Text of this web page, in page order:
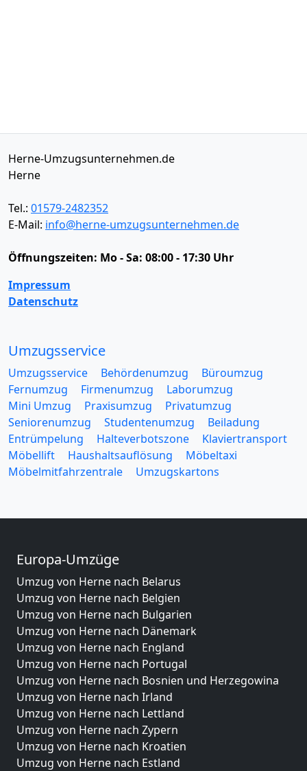
Herne-Umzugsunternehmen.de
Herne
Tel.: 01579-2482352
E-Mail: info@herne-umzugsunternehmen.de
Öffnungszeiten: Mo - Sa: 08:00 - 17:30 Uhr
Impressum
Datenschutz
Umzugsservice
Umzugsservice Behördenumzug
Büroumzug
Fernumzug
Firmenumzug
Laborumzug
Mini Umzug
Praxisumzug
Privatumzug
Seniorenumzug
Studentenumzug
Beiladung
Entrümpelung
Halteverbotszone
Klaviertransport
Möbellift
Haushaltsauflösung
Möbeltaxi
Möbelmitfahrzentrale
Umzugskartons
Europa-Umzüge
Umzug von Herne nach Belarus
Umzug von Herne nach Belgien
Umzug von Herne nach Bulgarien
Umzug von Herne nach Dänemark
Umzug von Herne nach England
Umzug von Herne nach Portugal
Umzug von Herne nach Bosnien und Herzegowina
Umzug von Herne nach Irland
Umzug von Herne nach Lettland
Umzug von Herne nach Zypern
Umzug von Herne nach Kroatien
Umzug von Herne nach Estland